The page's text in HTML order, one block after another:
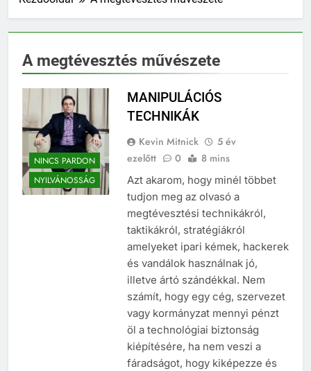
A megtévesztés művészete
NINCS PARDON
NYILVÁNOSSÁG
MANIPULÁCIÓS
TECHNIKÁK
Kevin Mitnick
5 év
ezelőtt
0 8 mins
Azt akarom, hogy minél többet
tudjon meg az olvasó a
megtévesztési technikákról,
taktikákról, stratégiákról
amelyeket ipari kémek, hackerek
és vandálok használnak jó,
illetve ártó szándékkal. Nem
számít, hogy egy cég, szervezet
vagy kormányzat mennyi pénzt
öl a technológiai biztonság
kiépítésére, ha nem veszi a
fáradságot, hogy kiképezze és